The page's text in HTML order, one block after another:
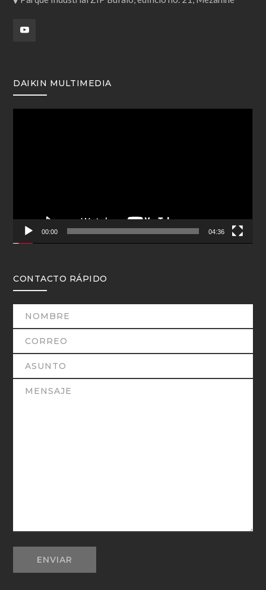
DAIKIN MULTIMEDIA
00:00 04:36
CONTACTO RÁPIDO